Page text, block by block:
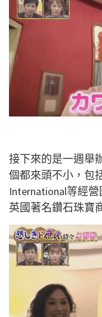
接下來的是一週舉
個都來頭不小，包
International等經
英國著名鑽石珠寶